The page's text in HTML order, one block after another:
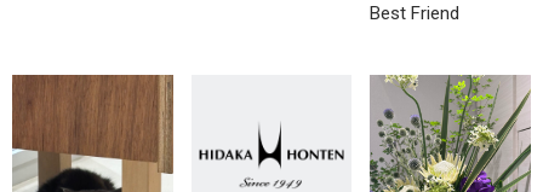
Best Friend